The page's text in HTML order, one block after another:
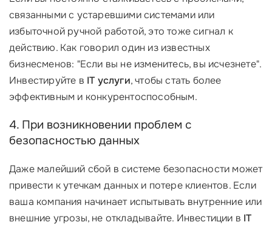
связанными с устаревшими системами или
избыточной ручной работой, это тоже сигнал к
действию. Как говорил один из известных
бизнесменов: "Если вы не изменитесь, вы исчезнете".
Инвестируйте в IT услуги, чтобы стать более
эффективным и конкурентоспособным.
4. При возникновении проблем с
безопасностью данных
Даже малейший сбой в системе безопасности может
привести к утечкам данных и потере клиентов. Если
ваша компания начинает испытывать внутренние или
внешние угрозы, не откладывайте. Инвестиции в IT